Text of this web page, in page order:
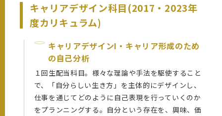
キャリアデザイン科目(2017・2023年
度カリキュラム)
キャリアデザインI・キャリア形成のため
の自己分析
１回生配当科目。様々な理論や手法を駆使すること
で、「自分らしい生き方」を主体的にデザインし、
仕事を通じてどのように自己表現を行っていくのか
をプランニングする。自分という存在を、興味、価